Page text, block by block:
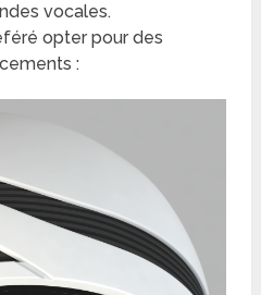
vocales.
opter pour des
: